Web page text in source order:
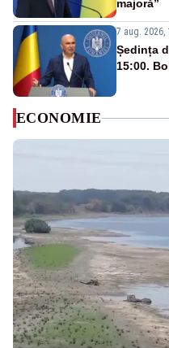
majoră”
7 aug. 2026,
Ședința
15:00.
ECONOMIE